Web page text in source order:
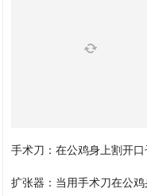
手术刀：在公鸡身上割开口
扩张器：当用手术刀在公